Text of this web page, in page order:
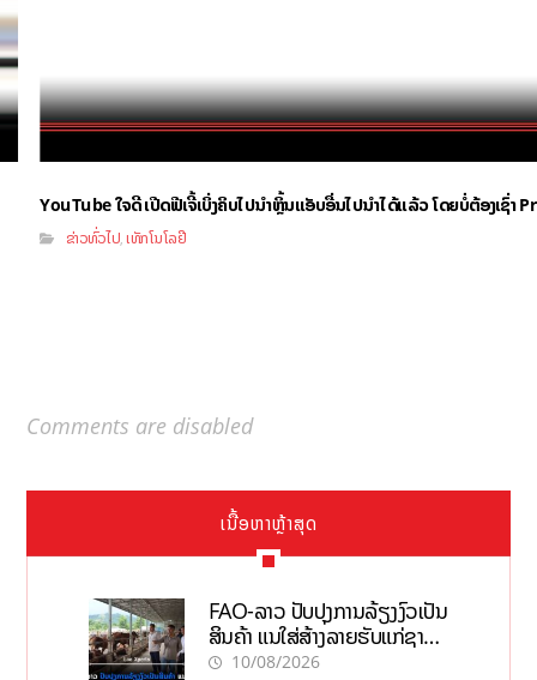
YouTube ໃຈດີ ເປີດຟີເຈີ້ເບິ່ງຄິບໄປນຳຫຼິ້ນແອັບອື່ນໄປນຳໄດ້ແລ້ວ ໂດຍບໍ່ຕ້ອງເຊົ່າ
ຂ່າວທົ່ວໄປ,ເທັກໂນໂລຢີ
Comments are disabled
ເນື້ອຫາຫຼ້າສຸດ
FAO-ລາວ ປັບປຸງການລ້ຽງງົວເປັນ
ສິນຄ້າ ແນໃສ່ສ້າງລາຍຮັບແກ່ຊາວ
ກະສິກອນຢ່າງຍືນຍົງ
10/08/2026